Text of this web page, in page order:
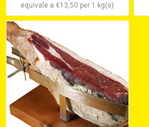
equivale a €13,50 per 1 kg(s)